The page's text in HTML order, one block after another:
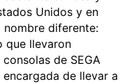
Unidos y en
diferente:
que llevaron
de SEGA
de llevar a